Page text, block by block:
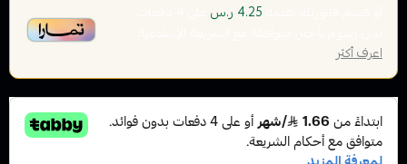
4.25 ر.س
اعرف أكثر